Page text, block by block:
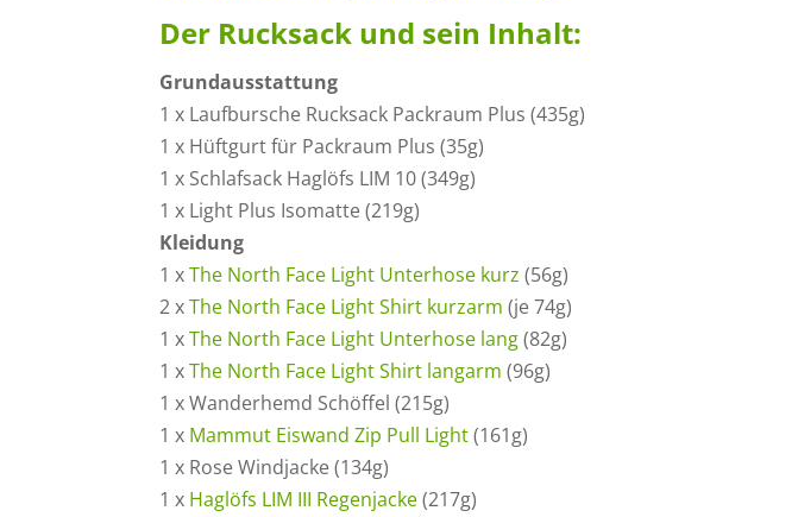
Der Rucksack und sein Inhalt:
Grundausstattung
1 x Laufbursche Rucksack Packraum Plus (435g)
1 x Hüftgurt für Packraum Plus (35g)
1 x Schlafsack Haglöfs LIM 10 (349g)
1 x Light Plus Isomatte (219g)
Kleidung
1 xThe North Face Light Unterhose kurz (56g)
2 xThe North Face Light Shirt kurzarm (je 74g)
1 xThe North Face Light Unterhose lang(82g)
1 xThe North Face Light Shirt langarm (96g)
1 x Wanderhemd Schöffel (215g)
1 x Mammut Eiswand Zip Pull Light(161g)
1 x Rose Windjacke (134g)
1 x Haglöfs LIM III Regenjacke(217g)